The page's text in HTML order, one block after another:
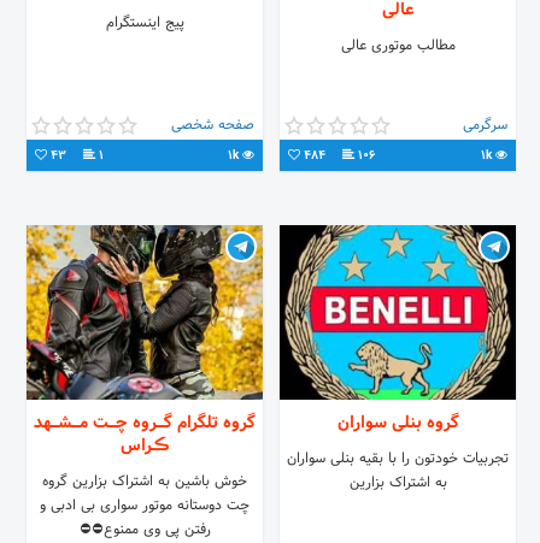
عالی
مطالب موتوری عالی
سرگرمی
1k
106
484
پیج اینستگرام
صفحه شخصی
1k
1
43
گروه بنلی سواران
تجربیات خودتون را با بقیه بنلی سواران
به اشتراک بزارین
گروه تلگرام گـــروه چـــت مـــشـــهد
ڪـراس
خوش باشین به اشتراک بزارین گروه
چت دوستانه موتور سواری بی ادبی و
رفتن پی وی ممنوع⛔⛔